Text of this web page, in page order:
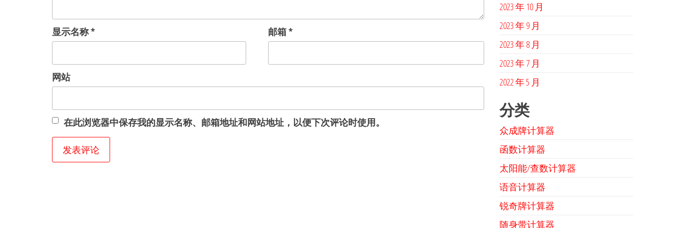
显示名称* 邮箱*
网站
在此浏览器中保存我的显示名称、邮箱地址和网站地址，以便下次评论时使用。
2023 年 10 月
2023 年 9 月
2023 年 8 月
2023 年 7 月
2022 年 5 月
分类
众成牌计算器
函数计算器
太阳能/查数计算器
语音计算器
锐奇牌计算器
随身带计算器